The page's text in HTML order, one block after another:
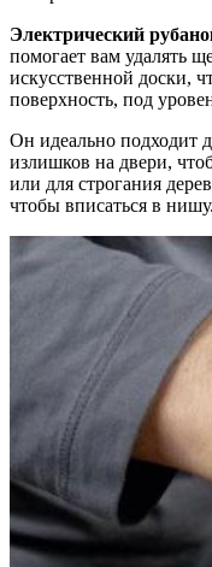
Электрический
помогает вам удалять
искусственной доски,
поверхность, под
Он идеально подходит
излишков на двери,
или для строгания
чтобы вписаться в нишу.